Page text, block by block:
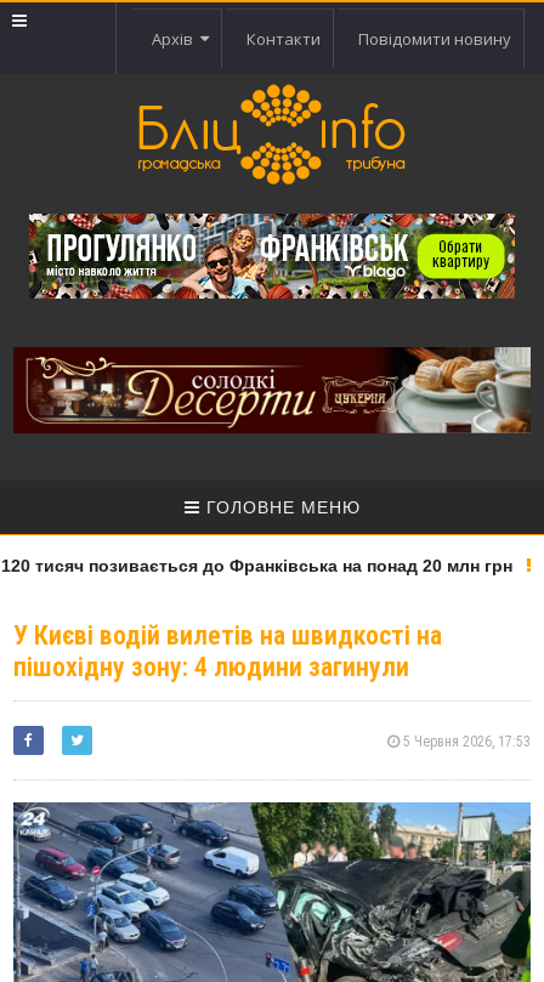
Архів Контакти Повідомити новину
ГОЛОВНЕ МЕНЮ
тисяч позивається до Франківська на понад 20 млн грн
У Києві водій вилетів на швидкості на
пішохідну зону: 4 людини загинули
5 Червня 2026, 17:53